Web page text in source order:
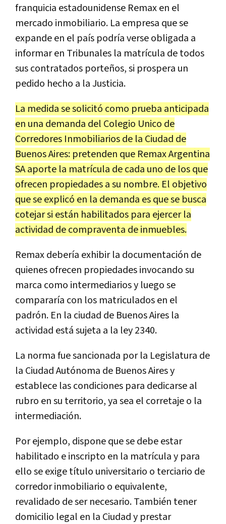
franquicia estadounidense Remax en el
mercado inmobiliario. La empresa que se
expande en el país podría verse obligada a
informar en Tribunales la matrícula de todos
sus contratados porteños, si prospera un
pedido hecho a la Justicia.
La medida se solicitó como prueba anticipada
en una demanda del Colegio Unico de
Corredores Inmobiliarios de la Ciudad de
Buenos Aires: pretenden que Remax Argentina
SA aporte la matrícula de cada uno de los que
ofrecen propiedades a su nombre. El objetivo
que se explicó en la demanda es que se busca
cotejar si están habilitados para ejercer la
actividad de compraventa de inmuebles.
Remax debería exhibir la documentación de
quienes ofrecen propiedades invocando su
marca como intermediarios y luego se
compararía con los matriculados en el
padrón. En la ciudad de Buenos Aires la
actividad está sujeta a la ley 2340.
La norma fue sancionada por la Legislatura de
la Ciudad Autónoma de Buenos Aires y
establece las condiciones para dedicarse al
rubro en su territorio, ya sea el corretaje o la
intermediación.
Por ejemplo, dispone que se debe estar
habilitado e inscripto en la matrícula y para
ello se exige título universitario o terciario de
corredor inmobiliario o equivalente,
revalidado de ser necesario. También tener
domicilio legal en la Ciudad y prestar